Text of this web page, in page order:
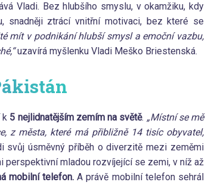
Vladi. Bez hlubšího smyslu, v okamžiku, kdy
snadněji ztrácí vnitřní motivaci, bez které se
mít v podnikání hlubší smysl a emoční vazbu,
uzavírá myšlenku Vladi Meško Briestenská.
k 5 nejlidnatějším zemím na světě. „Místní se mě
z města, které má přibližně 14 tisíc obyvatel,
svůj úsměvný příběh o diverzitě mezi zeměmi
perspektivní mladou rozvíjející se zemi, v níž až
mobilní telefon. A právě mobilní telefon sehrál